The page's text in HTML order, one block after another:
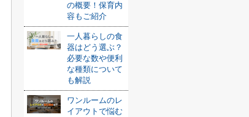
の概要！保育内
容もご紹介
一人暮らしの食
器はどう選ぶ？
必要な数や便利
な種類について
も解説
ワンルームのレ
イアウトで悩む